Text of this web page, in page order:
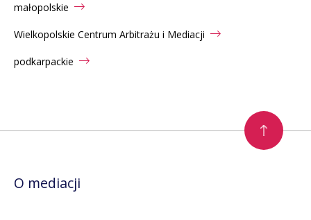
małopolskie
Wielkopolskie Centrum Arbitrażu i Mediacji
podkarpackie
O mediacji